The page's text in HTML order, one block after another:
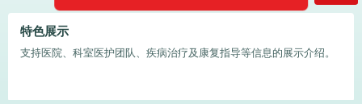
绍。
自主服务
可为患者提供账单查询、药价查询、医嘱查询、点餐等自助服务。